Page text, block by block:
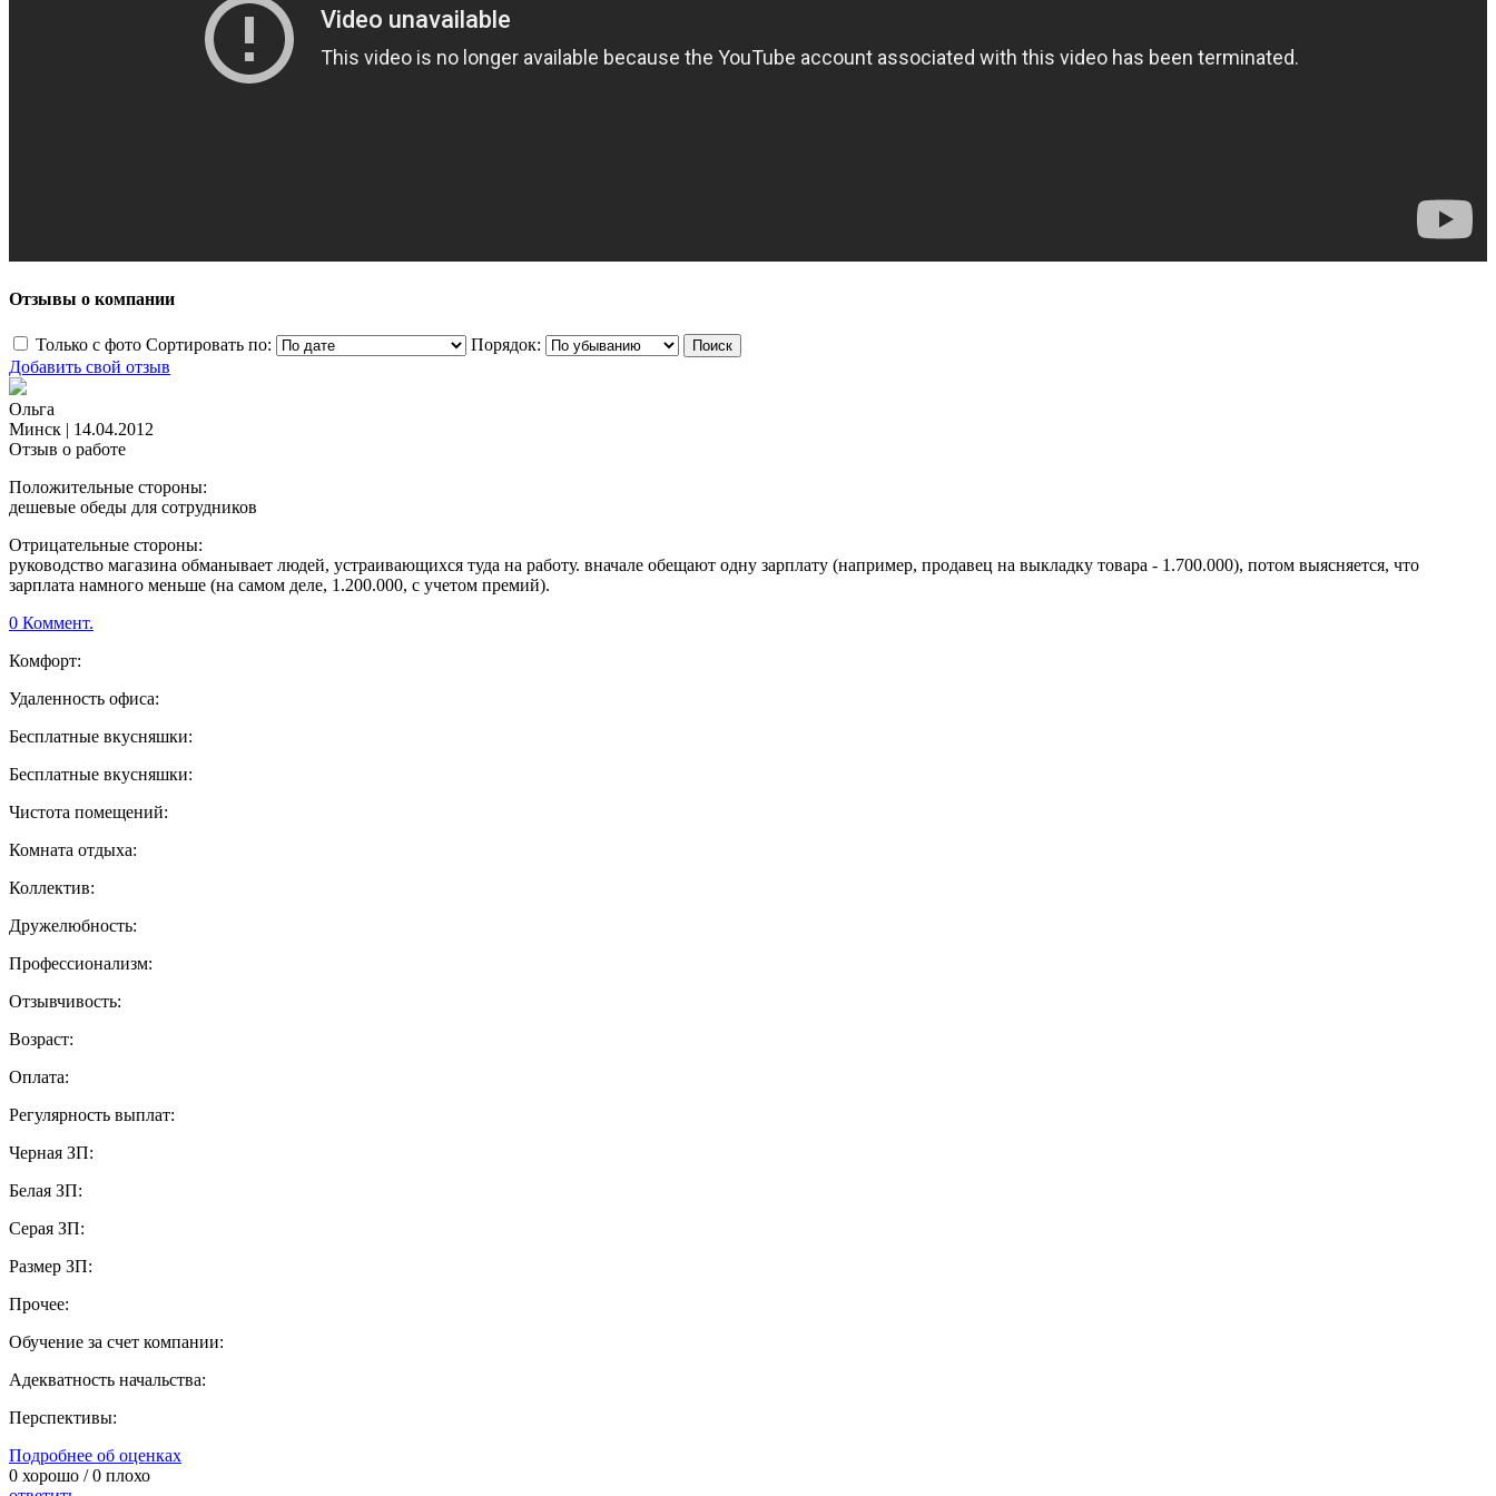
Отзывы о компании
Только с фото Сортировать по:
Порядок:
Добавить свой отзыв
Ольга
Минск | 14.04.2012
Отзыв о работе
Положительные стороны:
дешевые обеды для сотрудников
Отрицательные стороны:
руководство магазина обманывает людей, устраивающихся туда на работу. вначале обещают одну зарплату (например, продавец на выкладку товара - 1.700.000), потом выясняется, что
зарплата намного меньше (на самом деле, 1.200.000, с учетом премий).
0 Коммент.
Комфорт:
Удаленность офиса:
Бесплатные вкусняшки:
Бесплатные вкусняшки:
Чистота помещений:
Комната отдыха:
Коллектив:
Дружелюбность:
Профессионализм:
Отзывчивость:
Возраст:
Оплата:
Регулярность выплат:
Черная ЗП:
Белая ЗП:
Серая ЗП:
Размер ЗП:
Прочее:
Обучение за счет компании:
Адекватность начальства:
Перспективы:
Подробнее об оценках
0 хорошо /0 плохо